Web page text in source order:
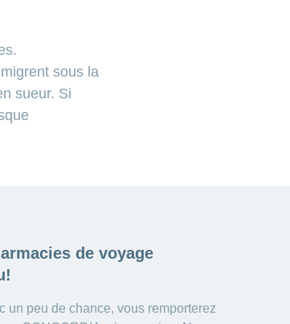
sous la
sueur. Si
de voyage
un peu de chance, vous remporterez